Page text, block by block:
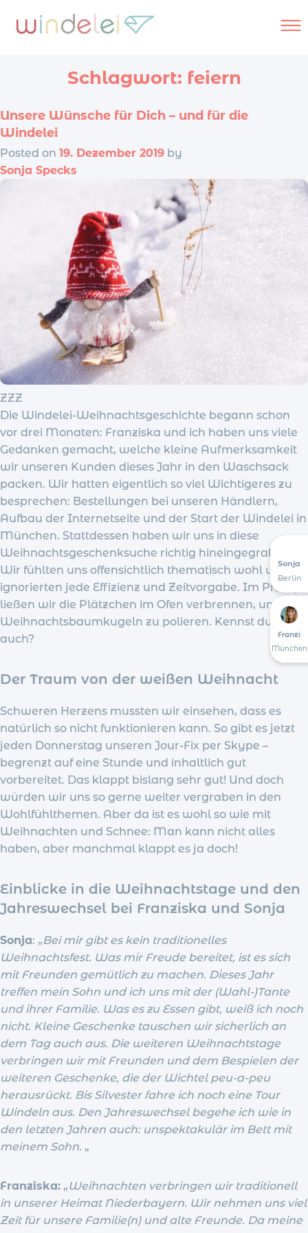
Sonja
Berlin
Franzi
München
Schlagwort: feiern
Unsere Wünsche für Dich – und für die
Windelei
Posted on 19. Dezember 2019 by
Sonja Specks
ZZZ
Die Windelei-Weihnachtsgeschichte begann schon
vor drei Monaten: Franziska und ich haben uns viele
Gedanken gemacht, welche kleine Aufmerksamkeit
wir unseren Kunden dieses Jahr in den Waschsack
packen. Wir hatten eigentlich so viel Wichtigeres zu
besprechen: Bestellungen bei unseren Händlern,
Aufbau der Internetseite und der Start der Windelei in
München. Stattdessen haben wir uns in diese
Weihnachtsgeschenksuche richtig hineingegraben.
Wir fühlten uns offensichtlich thematisch wohl und
ignorierten jede Effizienz und Zeitvorgabe. Im Prinzip
ließen wir die Plätzchen im Ofen verbrennen, um die
Weihnachtsbaumkugeln zu polieren. Kennst du das
auch?
Der Traum von der weißen Weihnacht
Schweren Herzens mussten wir einsehen, dass es
natürlich so nicht funktionieren kann. So gibt es jetzt
jeden Donnerstag unseren Jour-Fix per Skype –
begrenzt auf eine Stunde und inhaltlich gut
vorbereitet. Das klappt bislang sehr gut! Und doch
würden wir uns so gerne weiter vergraben in den
Wohlfühlthemen. Aber da ist es wohl so wie mit
Weihnachten und Schnee: Man kann nicht alles
haben, aber manchmal klappt es ja doch!
Einblicke in die Weihnachtstage und den
Jahreswechsel bei Franziska und Sonja
Sonja: „Bei mir gibt es kein traditionelles
Weihnachtsfest. Was mir Freude bereitet, ist es sich
mit Freunden gemütlich zu machen. Dieses Jahr
treffen mein Sohn und ich uns mit der (Wahl-)Tante
und ihrer Familie. Was es zu Essen gibt, weiß ich noch
nicht. Kleine Geschenke tauschen wir sicherlich an
dem Tag auch aus. Die weiteren Weihnachtstage
verbringen wir mit Freunden und dem Bespielen der
weiteren Geschenke, die der Wichtel peu-a-peu
herausrückt. Bis Silvester fahre ich noch eine Tour
Windeln aus. Den Jahreswechsel begehe ich wie in
den letzten Jahren auch: unspektakulär im Bett mit
meinem Sohn. „
Franziska: „Weihnachten verbringen wir traditionell
in unserer Heimat Niederbayern. Wir nehmen uns viel
Zeit für unsere Familie(n) und alte Freunde. Da meine